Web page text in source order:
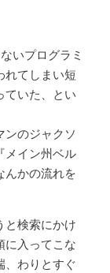
いプログラミ
れてしまい短
ていた、とい
ンのジャクソ
メイン州ベル
んかの流れを
と検索にかけ
に入ってこな
、わりとすぐ